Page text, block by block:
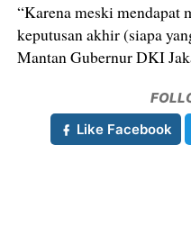
“Karena meski mendapat
keputusan akhir (siapa
Mantan Gubernur DKI
Like Facebook